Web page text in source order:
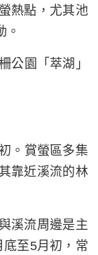
熱點，尤其池
。
公園「萃湖」
。賞螢區多集
靠近溪流的林
溪流周邊是主
至5月初，常